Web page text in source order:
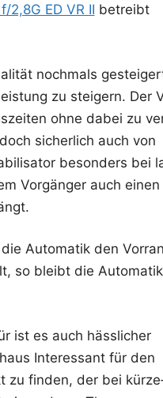
2,8G ED VR II betreibt
noch­mals
zu stei­gern. Der
ohne dabei zu
sicher­lich auch von
beson­ders bei
Vor­gän­ger auch einen
Auto­ma­tik den
so bleibt die Auto­ma­tik
ist es auch häss­li­cher
Inter­es­sant für den
zu fin­den, der bei